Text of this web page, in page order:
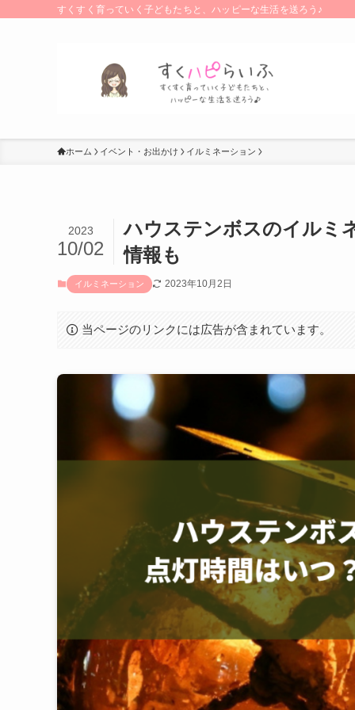
すくすく育っていく子どもたちと、ハッピーな生活を送ろう♪
ホーム イベント・お出かけ イルミネーション
ハウステンボスのイルミ
情報も
2023
10/02
イルミネーション 2023年10月2日
当ページのリンクには広告が含まれています。